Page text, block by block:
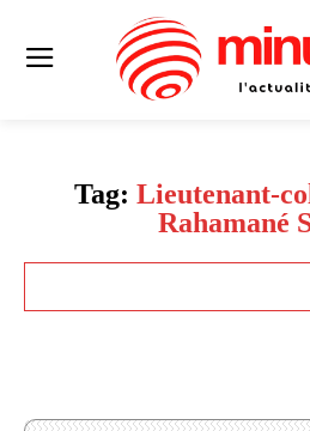
Tag: Lieutenant-
Rahamané